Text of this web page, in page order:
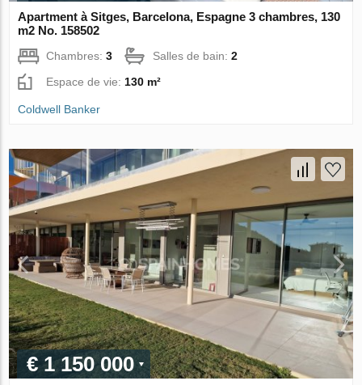
Apartment à Sitges, Barcelona, Espagne 3 chambres, 130
m2 No. 158502
Chambres:3 Salles de bain:2
Espace de vie: 130 m²
Coldwell Banker
€ 1 150 000